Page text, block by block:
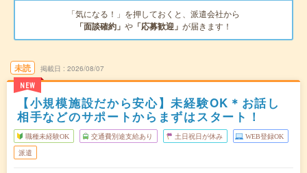
「気になる！」を押しておくと、派遣会社から
「面談確約」 や 「応募歓迎」 が届きます！
未読
NEW
掲載日 2026/08/07
【小規模施設だから安心】未経験OK＊お話し
相手などのサポートからまずはスタート！
職種未経験OK 交通費別途支給あり 土日祝日が休み WEB登録OK
派遣